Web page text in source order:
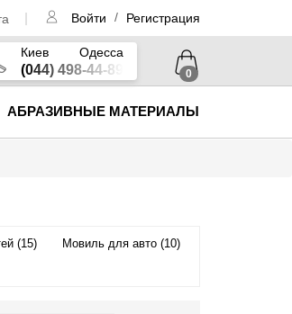
Войти / Регистрация
Киев Одесса
(044) 498-44-89 0
АБРАЗИВНЫЕ МАТЕРИАЛЫ
(15)
Мовиль для авто (10)